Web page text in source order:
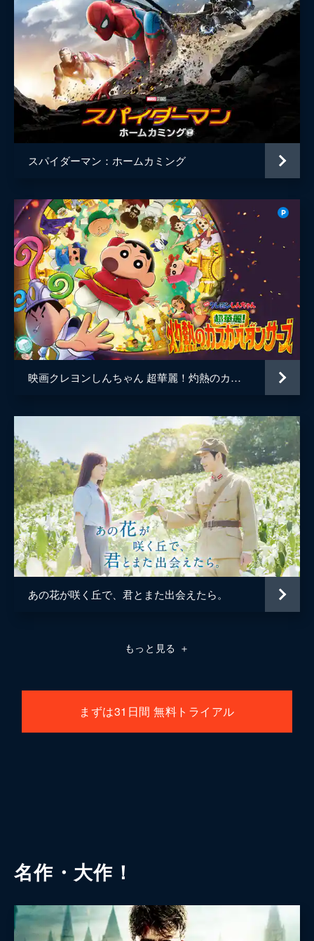
スパイダーマン：ホームカミング
映画クレヨンしんちゃん 超華麗！灼熱のカスカベダンサーズ
あの花が咲く丘で、君とまた出会えたら。
もっと見る ＋
まずは31日間 無料トライアル
名作・大作！